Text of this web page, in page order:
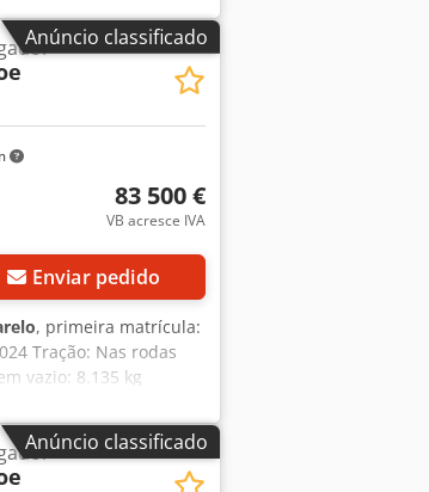
Anúncio classificado
83 500 €
VB acresce IVA
Enviar pedido
, primeira matrícula:
Tração: Nas rodas
vazio: 8.135 kg
VOCÊ AVANÇA.
países africanos.
de peças e a realização
Anúncio classificado